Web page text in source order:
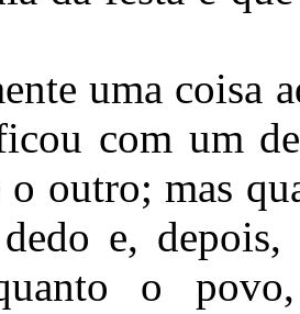
uma coisa
com um
outro; mas
e,
o